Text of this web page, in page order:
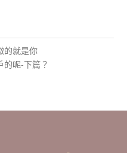
的就是你
的呢-下篇？